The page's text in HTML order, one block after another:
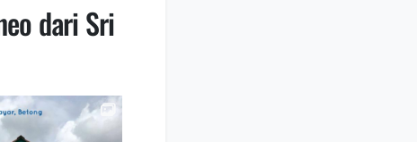
dari Sri